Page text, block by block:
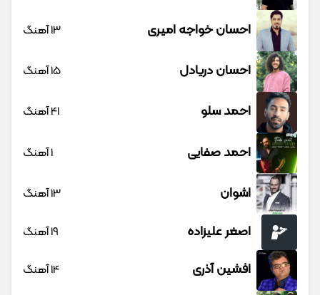
احسان خواجه امیری 13 آهنگ
احسان دریادل 15 آهنگ
احمد سلو 41 آهنگ
احمد صفایی 1 آهنگ
اشوان 13 آهنگ
اصغر علیزاده 19 آهنگ
افشین آذری 14 آهنگ